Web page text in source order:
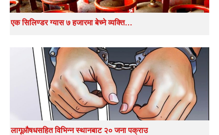
एक सिलिण्डर ग्यास ७ हजारमा बेच्ने व्यक्ति…
लागूऔषधसहित विभिन्न स्थानबाट २० जना पक्राउ